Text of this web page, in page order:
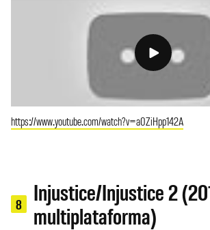
https://www.youtube.com/watch?v=a0ZiHpp142A
8
Injustice/Injustice 2
multiplataforma)